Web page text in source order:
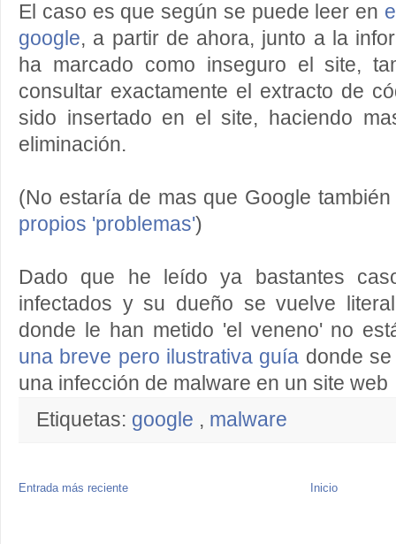
El caso es que según se puede leer en
google, a partir de ahora, junto a la
ha marcado como inseguro el site,
consultar exactamente el extracto de
sido insertado en el site, haciendo
eliminación.
(No estaría de mas que Google
propios 'problemas')
Dado que he leído ya bastantes
infectados y su dueño se vuelve
donde le han metido 'el veneno' no
una breve pero ilustrativa guía donde
una infección de malware en un site web
Etiquetas: google , malware
Entrada más reciente Inicio